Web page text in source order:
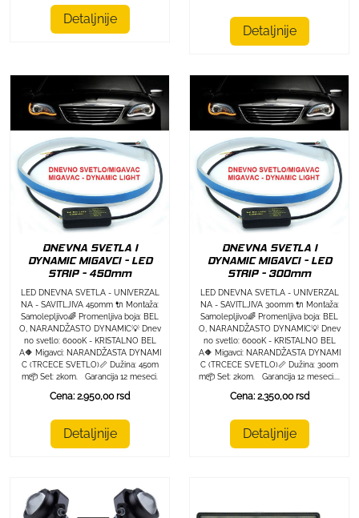
Detaljnije
Detaljnije
DNEVNA SVETLA I
DYNAMIC MIGAVCI - LED
STRIP - 450mm
LED DNEVNA SVETLA - UNIVERZAL
NA - SAVITLJIVA 450mm 🔌 Montaža:
Samolepljivo🌈 Promenljiva boja: BEL
O, NARANDŽASTO DYNAMIC💡 Dnev
no svetlo: 6000K - KRISTALNO BEL
A🔶 Migavci: NARANDŽASTA DYNAMI
C (TRCECE SVETLO)📏 Dužina: 450m
m📦 Set: 2kom. Garancija 12 meseci.
Cena: 2.950,00 rsd
Detaljnije
DNEVNA SVETLA I
DYNAMIC MIGAVCI - LED
STRIP - 300mm
LED DNEVNA SVETLA - UNIVERZAL
NA - SAVITLJIVA 300mm 🔌 Montaža:
Samolepljivo🌈 Promenljiva boja: BEL
O, NARANDŽASTO DYNAMIC💡 Dnev
no svetlo: 6000K - KRISTALNO BEL
A🔶 Migavci: NARANDŽASTA DYNAMI
C (TRCECE SVETLO)📏 Dužina: 300m
m📦 Set: 2kom. Garancija 12 meseci....
Cena: 2.350,00 rsd
Detaljnije